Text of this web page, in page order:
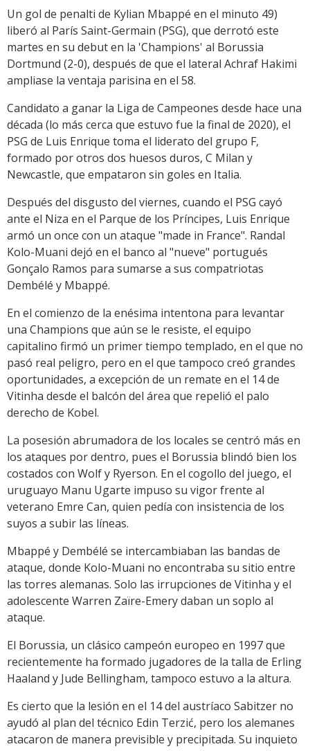
Link
Un gol de penalti de Kylian Mbappé en el minuto 49)
liberó al París Saint-Germain (PSG), que derrotó este
martes en su debut en la 'Champions' al Borussia
Dortmund (2-0), después de que el lateral Achraf Hakimi
ampliase la ventaja parisina en el 58.
Candidato a ganar la Liga de Campeones desde hace una
década (lo más cerca que estuvo fue la final de 2020), el
PSG de Luis Enrique toma el liderato del grupo F,
formado por otros dos huesos duros, C Milan y
Newcastle, que empataron sin goles en Italia.
Después del disgusto del viernes, cuando el PSG cayó
ante el Niza en el Parque de los Príncipes, Luis Enrique
armó un once con un ataque "made in France". Randal
Kolo-Muani dejó en el banco al "nueve" portugués
Gonçalo Ramos para sumarse a sus compatriotas
Dembélé y Mbappé.
En el comienzo de la enésima intentona para levantar
una Champions que aún se le resiste, el equipo
capitalino firmó un primer tiempo templado, en el que no
pasó real peligro, pero en el que tampoco creó grandes
oportunidades, a excepción de un remate en el 14 de
Vitinha desde el balcón del área que repelió el palo
derecho de Kobel.
La posesión abrumadora de los locales se centró más en
los ataques por dentro, pues el Borussia blindó bien los
costados con Wolf y Ryerson. En el cogollo del juego, el
uruguayo Manu Ugarte impuso su vigor frente al
veterano Emre Can, quien pedía con insistencia de los
suyos a subir las líneas.
Mbappé y Dembélé se intercambiaban las bandas de
ataque, donde Kolo-Muani no encontraba su sitio entre
las torres alemanas. Solo las irrupciones de Vitinha y el
adolescente Warren Zaïre-Emery daban un soplo al
ataque.
El Borussia, un clásico campeón europeo en 1997 que
recientemente ha formado jugadores de la talla de Erling
Haaland y Jude Bellingham, tampoco estuvo a la altura.
Es cierto que la lesión en el 14 del austríaco Sabitzer no
ayudó al plan del técnico Edin Terzić, pero los alemanes
atacaron de manera previsible y precipitada. Su inquieto